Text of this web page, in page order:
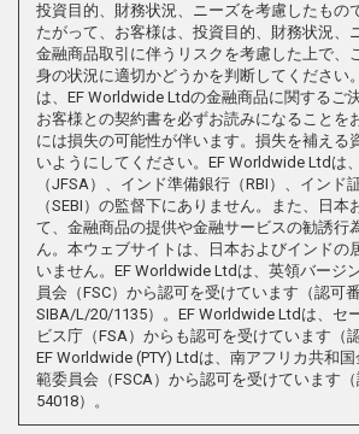
投資目的、財務状況、ニーズを考慮したもの
たがって、お客様は、投資目的、財務状況、
金融商品取引に伴うリスクを考慮した上で、
身の状況に適切かどうかを判断してください
は、EF Worldwide Ltdの金融商品に関するご
お客様との契約書を必ずお読みになることを
には損失の可能性が伴います。損失を補える
いようにしてください。EF Worldwide Ltdは
（JFSA）、インド準備銀行（RBI）、インド
（SEBI）の監督下にありません。また、日
て、金融商品の提供や金融サービスの勧誘行
ん。本ウェブサイトは、日本およびインドの
いません。EF Worldwide Ltdは、英領バージ
員会（FSC）から認可を受けています（認可
SIBA/L/20/1135）。EF Worldwide Ltdは、セ
ビス庁（FSA）からも認可を受けています（
EF Worldwide (PTY) Ltdは、南アフリカ共和
範委員会（FSCA）から認可を受けています（
54018）。